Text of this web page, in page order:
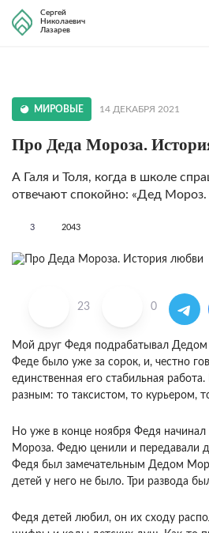
Сергей
Николаевич
Лазарев
МИРОВЫЕ 14 ДЕКАБРЯ 2021
Про Деда Мороза.
А Галя и Толя, когда в школе
отвечают спокойно: «Дед Мороз.
3 2043
23 0
Мой друг Федя подрабатывал
Феде было уже за сорок, и, честно
единственная его стабильная
разным: то таксистом, то курьером,
Но уже в конце ноября Федя начинал
Мороза. Федю ценили и передавали
Федя был замечательным Дедом
детей у него не было. Три развода
Федя детей любил, он их сходу